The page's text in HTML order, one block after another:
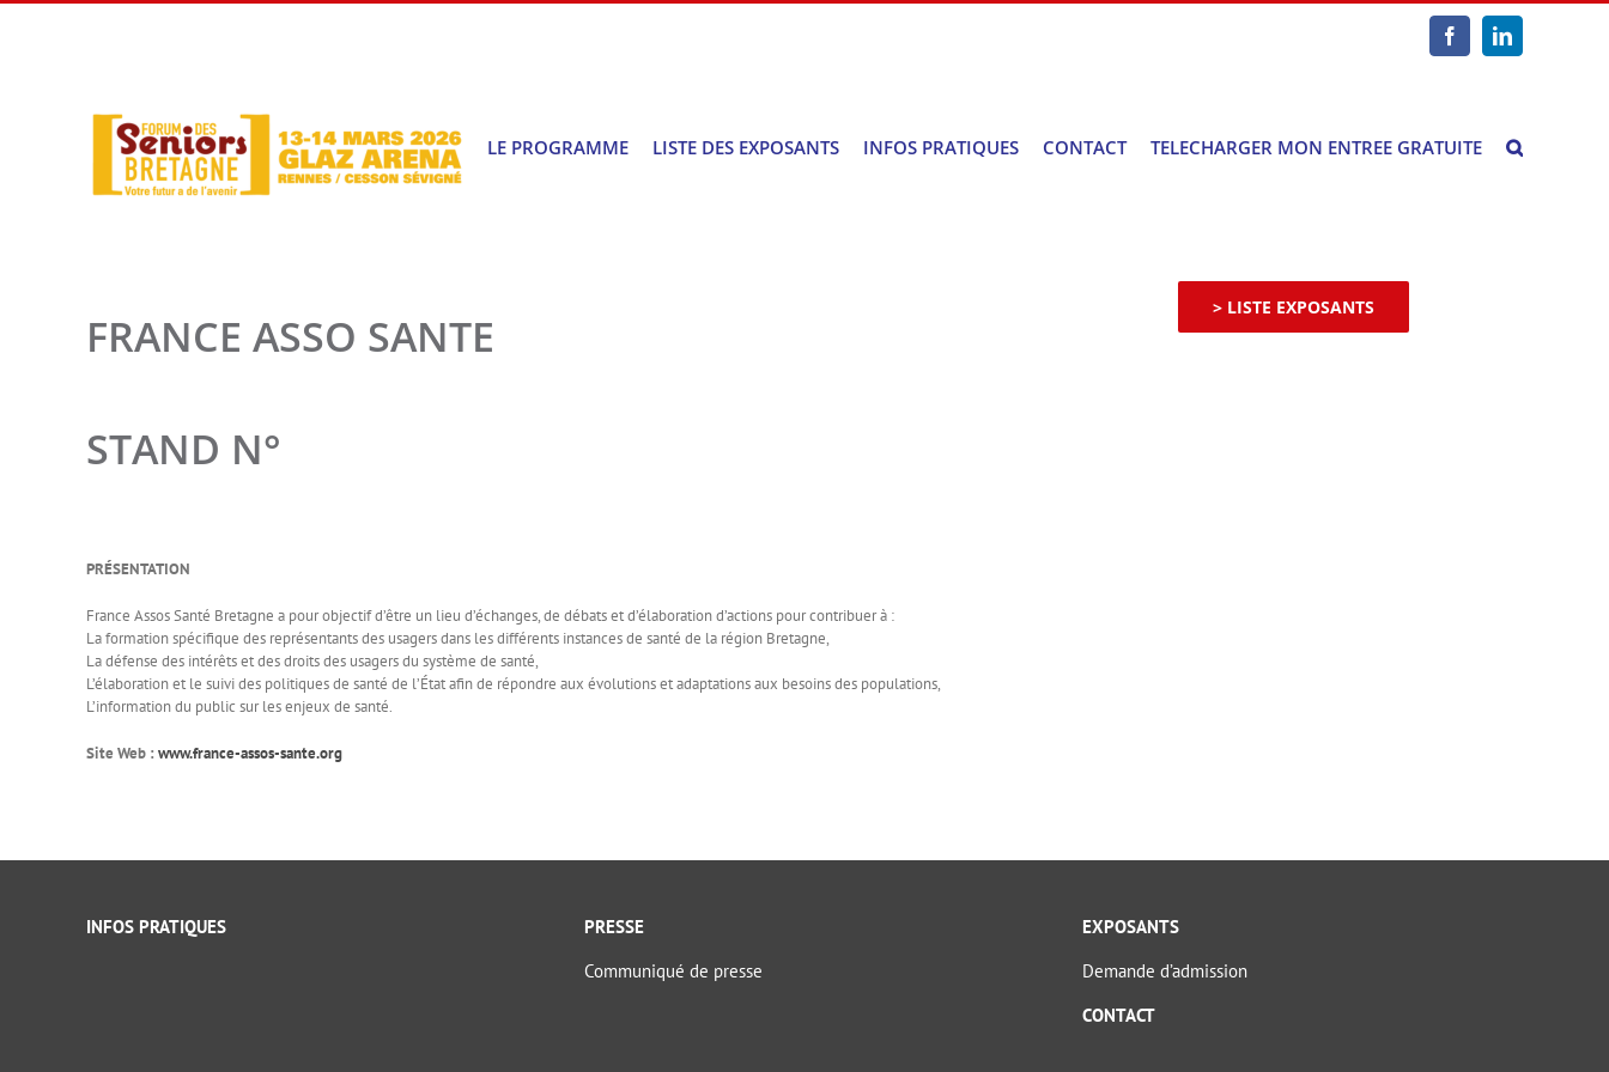
Passer
FacebookLinkedIn
LE PROGRAMME LISTE DES EXPOSANTS INFOS PRATIQUES CONTACT TELECHARGER MON ENTREE GRATUITE
FRANCE ASSO SANTE
STAND N°
> LISTE EXPOSANTS
PRÉSENTATION
France Assos Santé Bretagne a pour objectif d’être un lieu d’échanges, de débats et d’élaboration d’actions pour contribuer à :
La formation spécifique des représentants des usagers dans les différents instances de santé de la région Bretagne,
La défense des intérêts et des droits des usagers du système de santé,
L’élaboration et le suivi des politiques de santé de l’État afin de répondre aux évolutions et adaptations aux besoins des populations,
L’information du public sur les enjeux de santé.
Site Web : www.france-assos-sante.org
INFOS PRATIQUES
PRESSE
Communiqué de presse
EXPOSANTS
Demande d’admission
CONTACT